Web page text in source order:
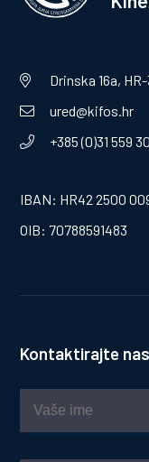
Drinska 16a,
ured@kifos.hr
+385 (0)31 559
IBAN: HR42 2500
OIB: 70788591483
Kontaktirajte nas